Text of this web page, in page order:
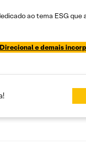
ao tema ESG que
e demais